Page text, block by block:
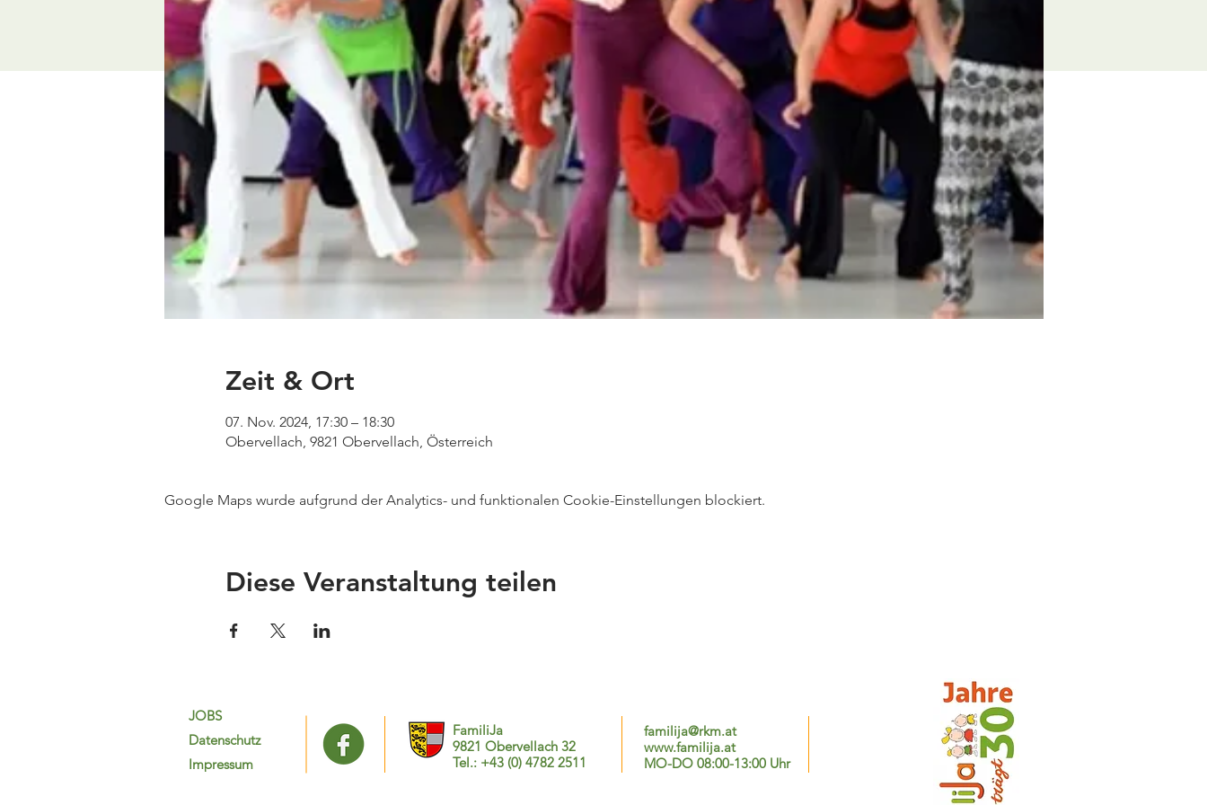
Zeit & Ort
07. Nov. 2024, 17:30 – 18:30
Obervellach, 9821 Obervellach, Österreich
Google Maps wurde aufgrund der Analytics- und funktionalen Cookie-Einstellungen blockiert.
Diese Veranstaltung teilen
JOBS
Datenschutz
Impressum
FamiliJa
9821 Obervellach 32
Tel.: +43 (0) 4782 2511
familija@rkm.at
www.familija.at
MO-DO 08:00-13:00 Uhr